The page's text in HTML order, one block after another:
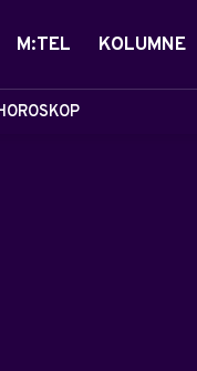
M:TEL KOLUMNE